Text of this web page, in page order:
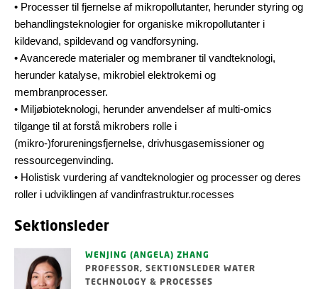
• Processer til fjernelse af mikropollutanter, herunder styring og
behandlingsteknologier for organiske mikropollutanter i
kildevand, spildevand og vandforsyning.
• Avancerede materialer og membraner til vandteknologi,
herunder katalyse, mikrobiel elektrokemi og
membranprocesser.
• Miljøbioteknologi, herunder anvendelser af multi-omics
tilgange til at forstå mikrobers rolle i
(mikro-)forureningsfjernelse, drivhusgasemissioner og
ressourcegenvinding.
• Holistisk vurdering af vandteknologier og processer og deres
roller i udviklingen af vandinfrastruktur.rocesses
Sektionsleder
WENJING (ANGELA) ZHANG
PROFESSOR, SEKTIONSLEDER WATER
TECHNOLOGY & PROCESSES